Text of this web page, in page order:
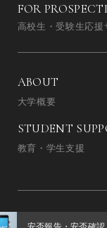
FOR
高校生・受験生応援
ABOUT
大学概要
STUDENT
教育・学生支援